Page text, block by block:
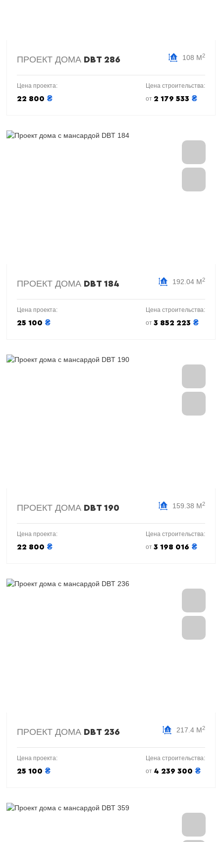
ПРОЕКТ ДОМА DBT 286 108 М2
Цена проекта:
22 800 ₴
Цена строительства:
от 2 179 533 ₴
ПРОЕКТ ДОМА DBT 184 192.04 М2
Цена проекта:
25 100 ₴
Цена строительства:
от 3 852 223 ₴
ПРОЕКТ ДОМА DBT 190 159.38 М2
Цена проекта:
22 800 ₴
Цена строительства:
от 3 198 016 ₴
ПРОЕКТ ДОМА DBT 236 217.4 М2
Цена проекта:
25 100 ₴
Цена строительства:
от 4 239 300 ₴